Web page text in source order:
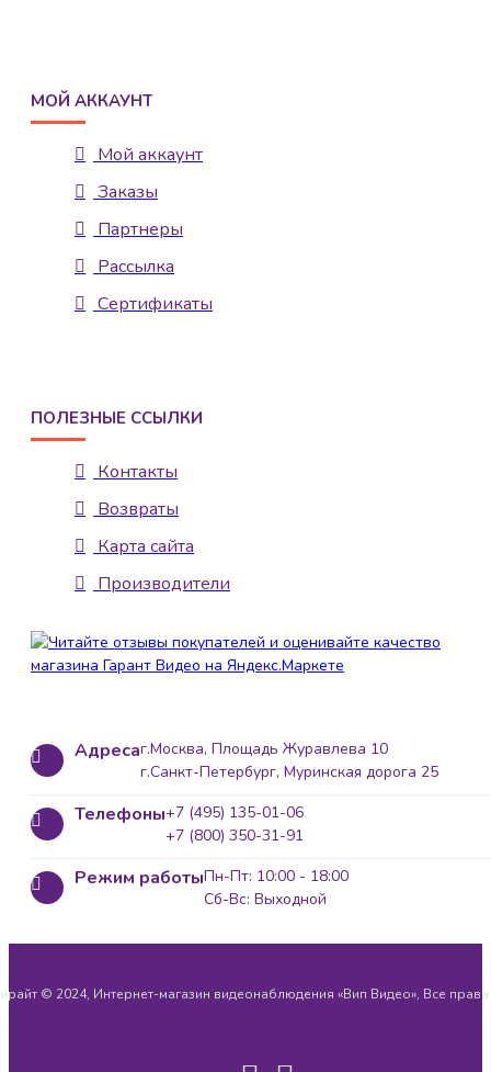
МОЙ АККАУНТ
Мой аккаунт
Заказы
Партнеры
Рассылка
Сертификаты
ПОЛЕЗНЫЕ ССЫЛКИ
Контакты
Возвраты
Карта сайта
Производители
Адресаг.Москва, Площадь Журавлева 10
г.Санкт-Петербург, Муринская дорога 25
Телефоны+7 (495) 135-01-06
+7 (800) 350-31-91
Режим работыПн-Пт: 10:00 - 18:00
Сб-Вс: Выходной
© 2024, Интернет-магазин видеонаблюдения «Вип Видео», Все